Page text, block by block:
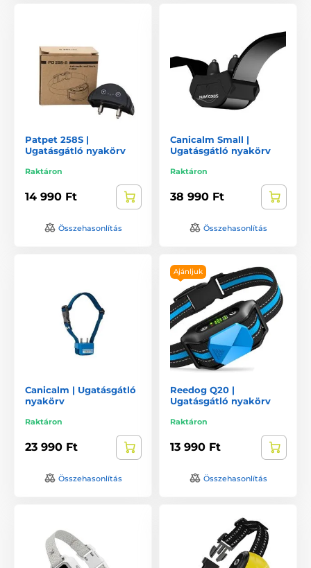
Patpet 258S |
Ugatásgátló nyakörv
Raktáron
14 990 Ft
Összehasonlítás
Canicalm Small |
Ugatásgátló nyakörv
Raktáron
38 990 Ft
Összehasonlítás
Canicalm | Ugatásgátló
nyakörv
Raktáron
23 990 Ft
Összehasonlítás
Ajánljuk
Reedog Q20 |
Ugatásgátló nyakörv
Raktáron
13 990 Ft
Összehasonlítás